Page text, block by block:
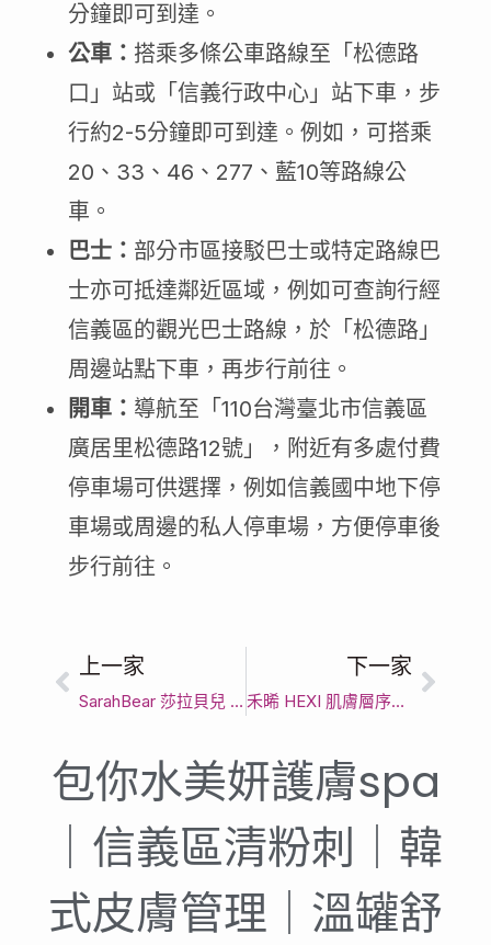
分鐘即可到達。
公車： 搭乘多條公車路線至「松德路
口」站或「信義行政中心」站下車，步
行約2-5分鐘即可到達。例如，可搭乘
20、33、46、277、藍10等路線公
車。
巴士： 部分市區接駁巴士或特定路線巴
士亦可抵達鄰近區域，例如可查詢行經
信義區的觀光巴士路線，於「松德路」
周邊站點下車，再步行前往。
開車： 導航至「110台灣臺北市信義區
廣居里松德路12號」，附近有多處付費
停車場可供選擇，例如信義國中地下停
車場或周邊的私人停車場，方便停車後
步行前往。
上一家
SarahBear 莎拉貝兒 ｜信義安和肌膚管理｜臺北市皮膚滋潤護理｜專業細緻手技
下一家
禾晞 HEXI 肌膚層序管理｜台北市抗老緊緻｜客製化肌膚呵護
包你水美妍護膚spa
｜信義區清粉刺｜韓
式皮膚管理｜溫罐舒